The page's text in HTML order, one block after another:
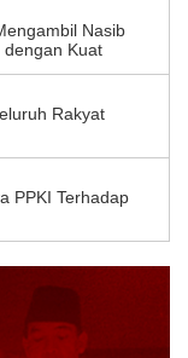
Nasib
dengan Kuat
Rakyat
PPKI Terhadap